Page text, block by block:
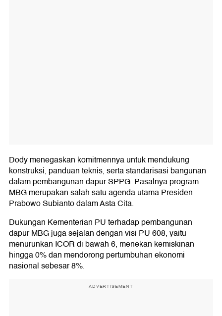
Dody menegaskan komitmennya untuk mendukung
konstruksi, panduan teknis, serta standarisasi bangunan
dalam pembangunan dapur SPPG. Pasalnya program
MBG merupakan salah satu agenda utama Presiden
Prabowo Subianto dalam Asta Cita.
Dukungan Kementerian PU terhadap pembangunan
dapur MBG juga sejalan dengan visi PU 608, yaitu
menurunkan ICOR di bawah 6, menekan kemiskinan
hingga 0% dan mendorong pertumbuhan ekonomi
nasional sebesar 8%.
ADVERTISEMENT